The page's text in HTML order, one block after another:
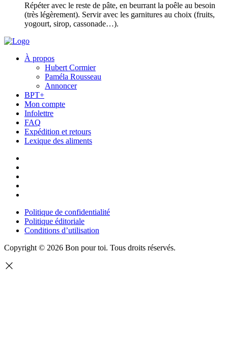
Répéter avec le reste de pâte, en beurrant la poêle au besoin
(très légèrement). Servir avec les garnitures au choix (fruits,
yogourt, sirop, cassonade…).
À propos
Hubert Cormier
Paméla Rousseau
Annoncer
BPT+
Mon compte
Infolettre
FAQ
Expédition et retours
Lexique des aliments
Politique de confidentialité
Politique éditoriale
Conditions d’utilisation
Copyright © 2026 Bon pour toi. Tous droits réservés.